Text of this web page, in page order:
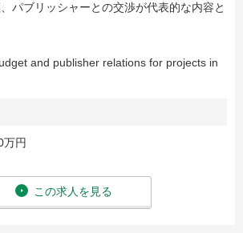
パブリッシャーとの交渉が代表的な内容と
and publisher relations for projects in
万円
この求人を見る